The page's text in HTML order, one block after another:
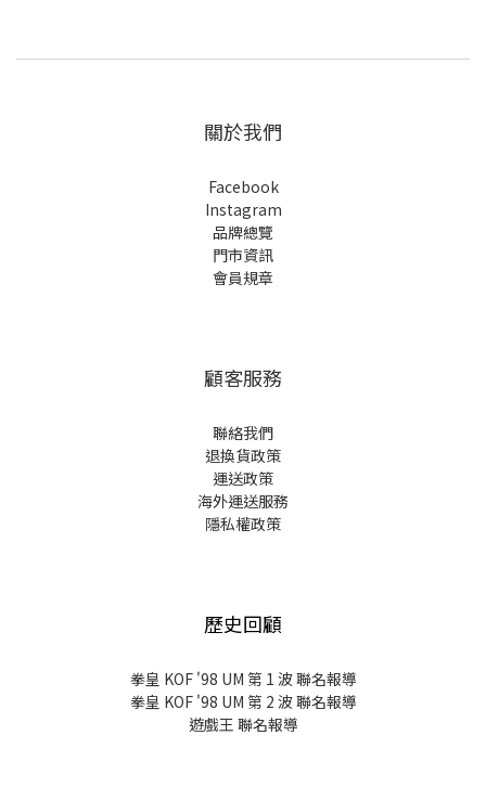
關於我們
Facebook
Instagram
品牌總覽
門市資訊
會員規章
顧客服務
聯絡我們
退換貨政策
運送政策
海外運送服務
隱私權政策
歷史回顧
拳皇 KOF '98 UM 第 1 波 聯名報導
拳皇 KOF '98 UM 第 2 波 聯名報導
遊戲王 聯名報導